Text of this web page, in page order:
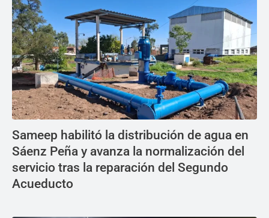
Sameep habilitó la distribución de agua en
Sáenz Peña y avanza la normalización del
servicio tras la reparación del Segundo
Acueducto